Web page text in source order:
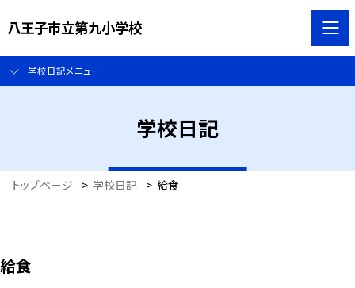
八王子市立第九小学校
学校日記メニュー
学校日記
トップページ > 学校日記 > 給食
給食